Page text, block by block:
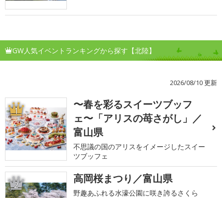
GW人気イベントランキングから探す【北陸】
2026/08/10 更新
1
〜春を彩るスイーツブッフ
ェ〜「アリスの苺さがし」／
富山県
不思議の国のアリスをイメージしたスイー
ツブッフェ
2 高岡桜まつり／富山県
野趣あふれる水濠公園に咲き誇るさくら